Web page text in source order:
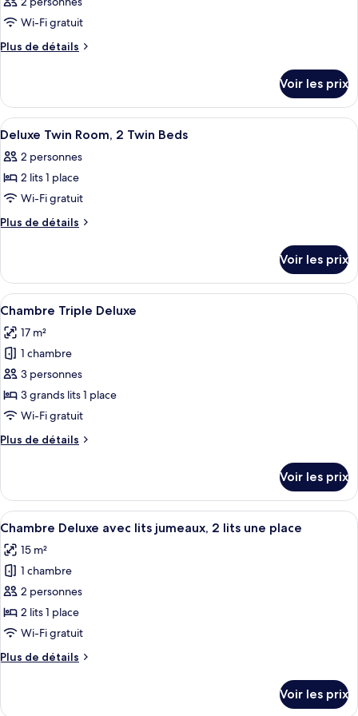
Wi-Fi gratuit
Plus de détails
Plus
le
type
de
Chambre
Voir les prix
Afficher
toutes
les
photos
pour
ce
chambre :
Deluxe
Twin
Room,
2
Twin
Beds
Une chambre d’hôtel avec deux
6
Deluxe Twin Room, 2 Twin Beds
2 personnes
2 lits 1 place
Wi-Fi gratuit
Plus de détails
Plus
le
type
de
Deluxe
Twin
Room,
2
Twin
Beds
Voir les prix
Afficher
toutes
les
photos
pour
ce
type
chambre :
Deluxe
Une chambre d’hôtel avec deux lits,
5
Chambre Triple Deluxe
17 m²
1 chambre
3 personnes
3 grands lits 1 place
Wi-Fi gratuit
Plus de détails
Plus
le
type
de
Chambre
Triple
Deluxe
Voir les prix
Afficher
toutes
les
photos
pour
ce
type
chambre :
Une chambre d’hôtel avec deux lits,
6
Chambre Deluxe avec lits jumeaux, 2 lits une place
15 m²
1 chambre
2 personnes
2 lits 1 place
Wi-Fi gratuit
Plus de détails
Plus
Voir les prix